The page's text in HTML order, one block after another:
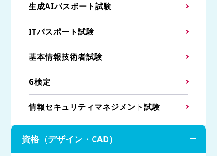
生成AIパスポート試験
ITパスポート試験
基本情報技術者試験
G検定
情報セキュリティマネジメント試験
資格（デザイン・CAD）